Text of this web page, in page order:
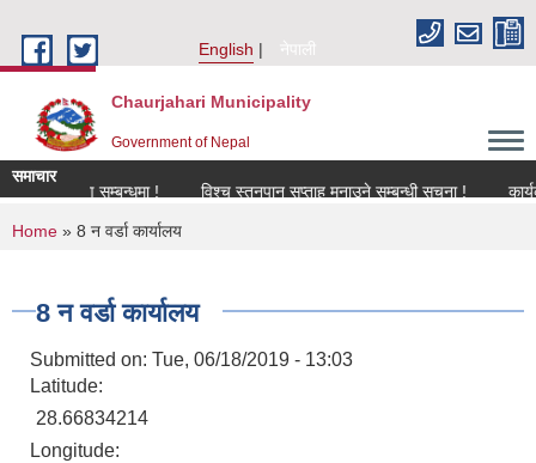
English
नेपाली
Chaurjahari Municipality
Government of Nepal
समाचार
नविकरण सम्बन्धमा !
विश्च स्तनपान सप्ताह मनाउने सम्बन्धी सूचना !
You are here
Home » 8 न वर्डा कार्यालय
8 न वर्डा कार्यालय
Submitted on: Tue, 06/18/2019 - 13:03
Latitude:
28.66834214
Longitude: